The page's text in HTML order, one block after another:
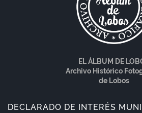
EL ÁLBUM DE
Archivo Histórico
de Lobos
DECLARADO DE INTERÉS